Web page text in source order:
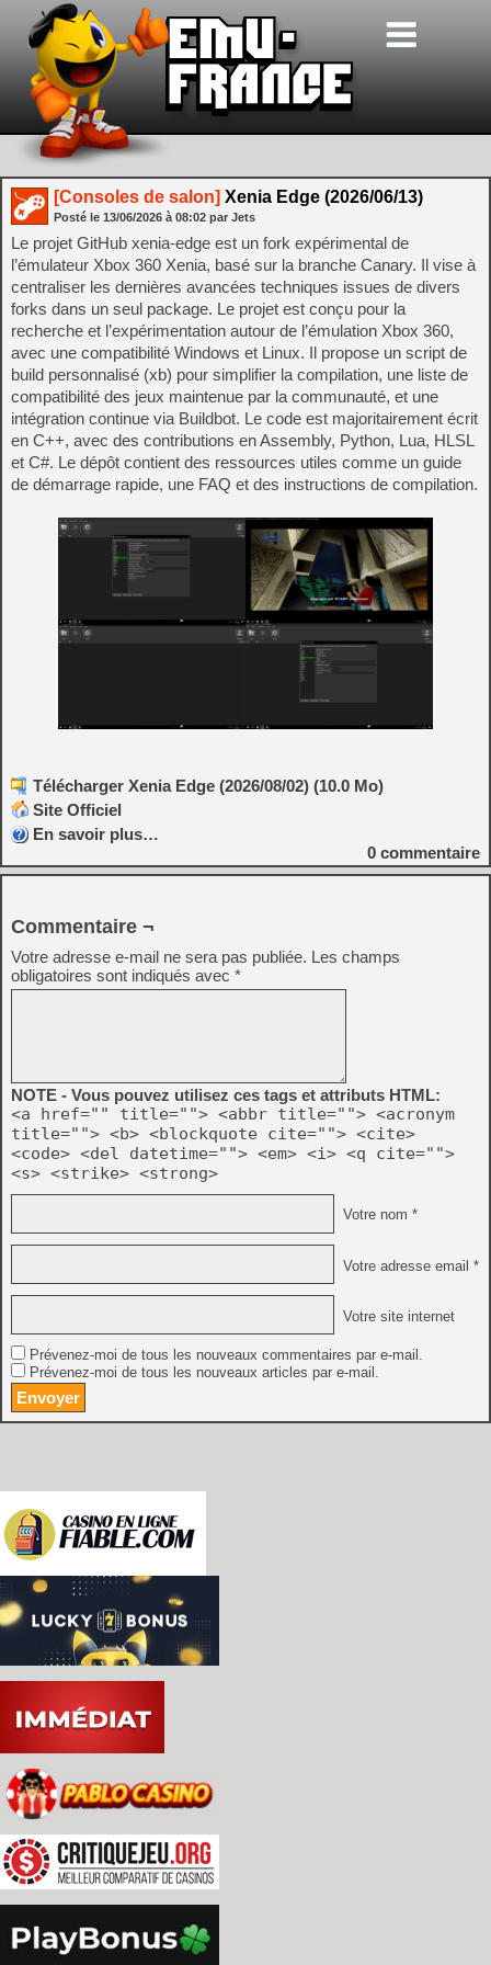
[Consoles de salon] Xenia Edge (2026/06/13)
Posté le 13/06/2026 à 08:02 par Jets
Le projet GitHub xenia-edge est un fork expérimental de
l’émulateur Xbox 360 Xenia, basé sur la branche Canary. Il vise à
centraliser les dernières avancées techniques issues de divers
forks dans un seul package. Le projet est conçu pour la
recherche et l’expérimentation autour de l’émulation Xbox 360,
avec une compatibilité Windows et Linux. Il propose un script de
build personnalisé (xb) pour simplifier la compilation, une liste de
compatibilité des jeux maintenue par la communauté, et une
intégration continue via Buildbot. Le code est majoritairement écrit
en C++, avec des contributions en Assembly, Python, Lua, HLSL
et C#. Le dépôt contient des ressources utiles comme un guide
de démarrage rapide, une FAQ et des instructions de compilation.
Télécharger Xenia Edge (2026/08/02) (10.0 Mo)
Site Officiel
En savoir plus…
0 commentaire
Commentaire ¬
Votre adresse e-mail ne sera pas publiée. Les champs
obligatoires sont indiqués avec *
NOTE - Vous pouvez utilisez ces tags et attributs HTML:
<a href="" title=""> <abbr title=""> <acronym
title=""> <b> <blockquote cite=""> <cite>
<code> <del datetime=""> <em> <i> <q cite="">
<s> <strike> <strong>
Votre nom *
Votre adresse email *
Votre site internet
Prévenez-moi de tous les nouveaux commentaires par e-mail.
Prévenez-moi de tous les nouveaux articles par e-mail.